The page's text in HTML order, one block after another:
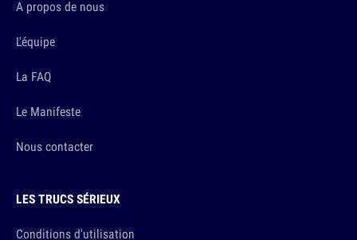
A propos de nous
L'équipe
La FAQ
Le Manifeste
Nous contacter
LES TRUCS SÉRIEUX
Conditions d'utilisation